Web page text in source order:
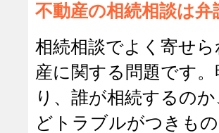
不動産の相続相談は
相続相談でよく寄せ
産に関する問題です
り、誰が相続するの
どトラブルがつきも